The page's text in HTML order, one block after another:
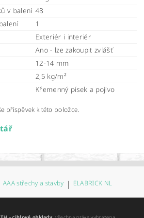
v balení 48
1
Exteriér i interiér
Ano - lze zakoupit zvlášť
12-14 mm
2,5 kg/m²
Křemenný písek a pojivo
příspěvek k této položce.
AAA střechy a stavby | ELABRICK NL